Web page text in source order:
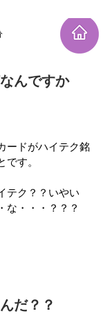
んですか
ードがハイテク銘
す。
テク？？いやい
な・・・？？？
だ？？